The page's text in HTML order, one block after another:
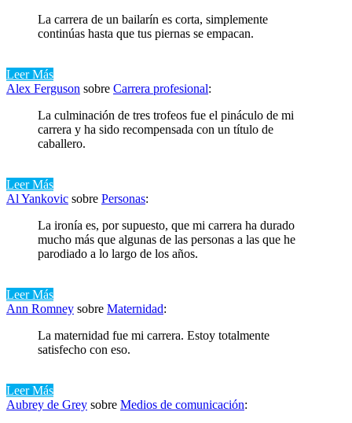
La carrera de un bailarín es corta, simplemente
continúas hasta que tus piernas se empacan.
Leer Más
Alex Ferguson sobre Carrera profesional:
La culminación de tres trofeos fue el pináculo de mi
carrera y ha sido recompensada con un título de
caballero.
Leer Más
Al Yankovic sobre Personas:
La ironía es, por supuesto, que mi carrera ha durado
mucho más que algunas de las personas a las que he
parodiado a lo largo de los años.
Leer Más
Ann Romney sobre Maternidad:
La maternidad fue mi carrera. Estoy totalmente
satisfecho con eso.
Leer Más
Aubrey de Grey sobre Medios de comunicación: